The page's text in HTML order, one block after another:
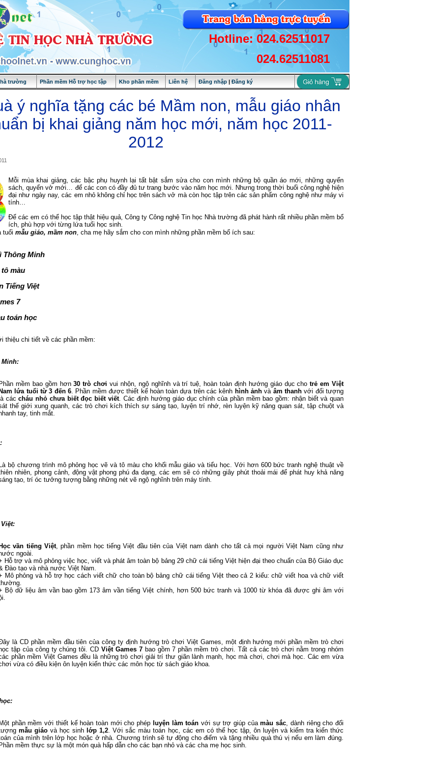
Hotline: 024.62511017
024.62511081
trường Phần mềm Hỗ trợ học tập Kho phần mềm Liên hệ Đăng nhập | Đăng ký
ý nghĩa tặng các bé Mầm non, mẫu giáo nhân
bị khai giảng năm học mới, năm học 2011-
2012
Mỗi mùa khai giảng, các bậc phụ huynh lại tất bật sắm sửa cho con mình những bộ quần áo mới, những quyển
sách, quyển vở mới… để các con có đầy đủ tư trang bước vào năm học mới. Nhưng trong thời buổi công nghệ hiện
đại như ngày nay, các em nhỏ không chỉ học trên sách vở mà còn học tập trên các sản phẩm công nghệ như máy vi
tính…
Để các em có thể học tập thật hiệu quả, Công ty Công nghệ Tin học Nhà trường đã phát hành rất nhiều phần mềm bổ
ích, phù hợp với từng lứa tuổi học sinh.
tuổi mẫu giáo, mầm non, cha mẹ hãy sắm cho con mình những phần mềm bổ ích sau:
Thông Minh
tô màu
Tiếng Việt
7
toán học
thiệu chi tiết về các phần mềm:
Minh:
Phần mềm bao gồm hơn30 trò chơi vui nhộn, ngộ nghĩnh và trí tuệ, hoàn toàn định hướng giáo dục chotrẻ em Việt
Nam lứa tuổi từ 3 đến 6. Phần mềm được thiết kế hoàn toàn dựa trên các kênh hình ảnh và âm thanh với đối tượng
là cáccháu nhỏ chưa biết đọc biết viết. Các định hướng giáo dục chính của phần mềm bao gồm: nhận biết và quan
thế giới xung quanh, các trò chơi kích thích sự sáng tạo, luyện trí nhớ, rèn luyện kỹ năng quan sát, tập chuột và
tay, tinh mắt.
Là bộ chương trình mô phỏng học vẽ và tô màu cho khối mẫu giáo và tiểu học. Với hơn 600 bức tranh nghệ thuật về
nhiên, phong cảnh, động vật phong phú đa dạng, các em sẽ có những giây phút thoải mái để phát huy khả năng
tạo, trí óc tưởng tượng bằng những nét vẽ ngộ nghĩnh trên máy tính.
Học vần tiếng Việt, phần mềm học tiếng Việt đầu tiên của Việt nam dành cho tất cả mọi người Việt Nam cũng như
ngoài.
Hỗ trợ và mô phỏng việc học, viết và phát âm toàn bộ bảng 29 chữ cái tiếng Việt hiện đại theo chuẩn của Bộ Giáo dục
Đào tạo và nhà nước Việt Nam.
Mô phỏng và hỗ trợ học cách viết chữ cho toàn bộ bảng chữ cái tiếng Việt theo cả 2 kiểu: chữ viết hoa và chữ viết
Bộ dữ liệu âm vần bao gồm 173 âm vần tiếng Việt chính, hơn 500 bức tranh và 1000 từ khóa đã được ghi âm với
là CD phần mềm đầu tiên của công ty định hướng trò chơi Việt Games, một định hướng mới phần mềm trò chơi
học tập của công ty chúng tôi. CDViệt Games 7bao gồm 7 phần mềm trò chơi. Tất cả các trò chơi nằm trong nhóm
phần mềm Việt Games đều là những trò chơi giải trí thư giãn lành mạnh, học mà chơi, chơi mà học. Các em vừa
vừa có điều kiện ôn luyện kiến thức các môn học từ sách giáo khoa.
Một phần mềm với thiết kế hoàn toàn mới cho phép luyện làm toán với sự trợ giúp củamàu sắc, dành riêng cho đối
mẫu giáo và học sinh lớp 1,2. Với sắc màu toán học, các em có thể học tập, ôn luyện và kiểm tra kiến thức
của mình trên lớp học hoặc ở nhà. Chương trình sẽ tự động cho điểm và tặng nhiều quà thú vị nếu em làm đúng.
Phần mềm thực sự là một món quà hấp dẫn cho các bạn nhỏ và các cha mẹ học sinh.